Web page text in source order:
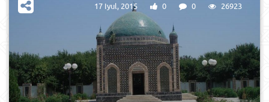
17 Iyul, 2015 0 0 26923